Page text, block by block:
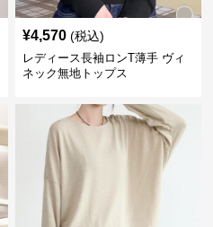
¥4,570 (税込)
レディース長袖ロンT薄手 ヴィ
ネック無地トップス